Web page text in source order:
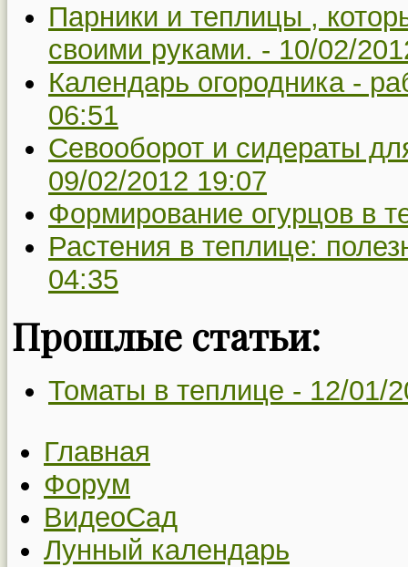
Парники и теплицы ,
своими руками. - 10/02/
Календарь огородника -
06:51
Севооборот и сидераты
09/02/2012 19:07
Формирование огурцов в
Растения в теплице:
04:35
Прошлые статьи:
Томаты в теплице - 12/01/
Главная
Форум
ВидеоСад
Лунный календарь